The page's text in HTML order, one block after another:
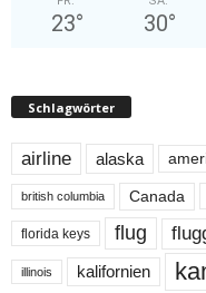
23° 30°
Schlagwörter
airline alaska
british columbia Canada
florida keys flug
illinois kalifornien